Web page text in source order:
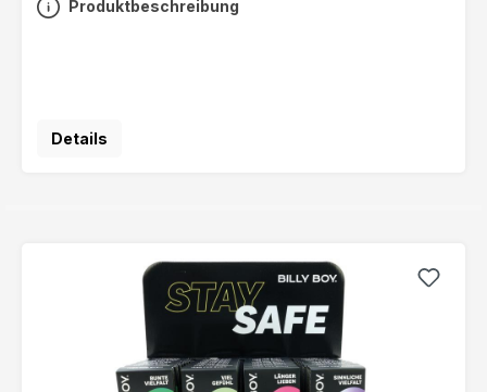
Produktbeschreibung
Details